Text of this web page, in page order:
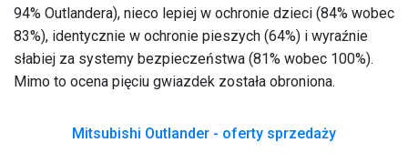
94% Outlandera), nieco lepiej w ochronie dzieci (84% wobec
83%), identycznie w ochronie pieszych (64%) i wyraźnie
słabiej za systemy bezpieczeństwa (81% wobec 100%).
Mimo to ocena pięciu gwiazdek została obroniona.
Mitsubishi Outlander - oferty sprzedaży